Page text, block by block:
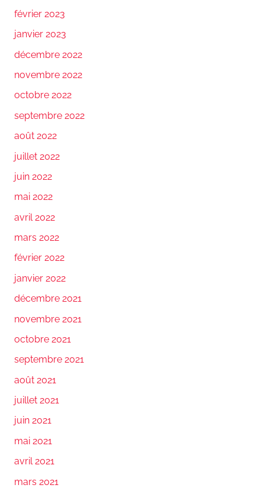
février 2023
janvier 2023
décembre 2022
novembre 2022
octobre 2022
septembre 2022
août 2022
juillet 2022
juin 2022
mai 2022
avril 2022
mars 2022
février 2022
janvier 2022
décembre 2021
novembre 2021
octobre 2021
septembre 2021
août 2021
juillet 2021
juin 2021
mai 2021
avril 2021
mars 2021